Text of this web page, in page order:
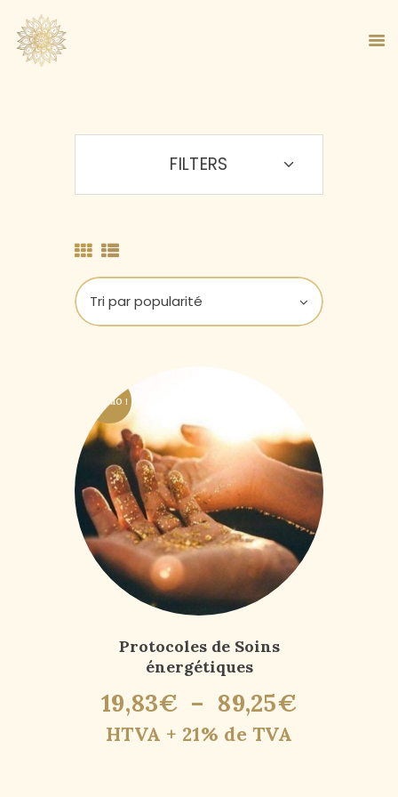
À PROPOS
BOUTIQUE
PANIER
PROMO !
Protocoles de Soins
énergétiques
19,83€ – 89,25€
HTVA + 21% de TVA
FILTERS